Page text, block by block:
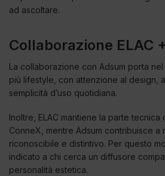
ad ascoltare.
Collaborazione ELAC
La collaborazione con Adsum porta
più lifestyle, con attenzione al design,
semplicità d’uso quotidiana.
Inoltre, ELAC mantiene la parte tecnica
ConneX, mentre Adsum contribuisce
riconoscibile e distintivo. Per questo
indicato a chi cerca un diffusore
personalità estetica.